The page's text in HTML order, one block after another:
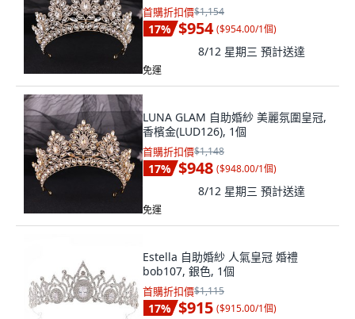
首購折扣價$1,154
17% $954 ($954.00/1個)
8/12 星期三 預計送達
免運
LUNA GLAM 自助婚紗 美麗氛圍皇冠,
香檳金(LUD126), 1個
首購折扣價$1,148
17% $948 ($948.00/1個)
8/12 星期三 預計送達
免運
Estella 自助婚紗 人氣皇冠 婚禮
bob107, 銀色, 1個
首購折扣價$1,115
17% $915 ($915.00/1個)